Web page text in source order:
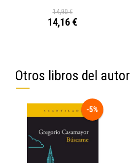
14,90 €
14,16 €
Otros libros del autor
-5%